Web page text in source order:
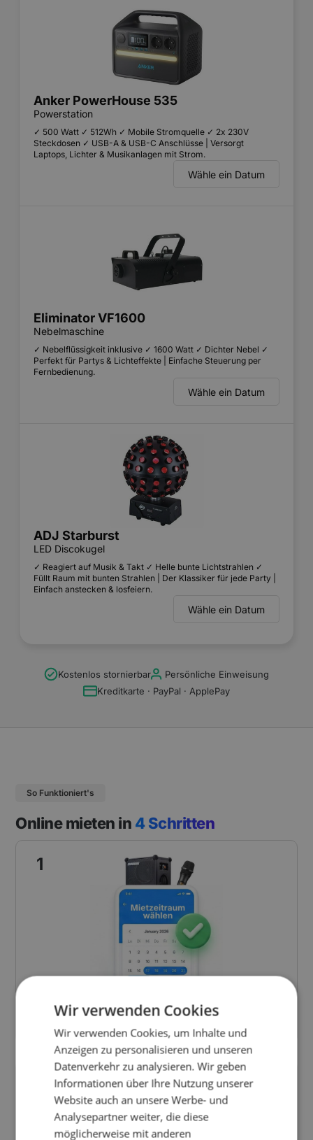
Kostenlos stornierbar
Persönliche Einweisung
Kreditkarte · PayPal · ApplePay
So Funktioniert's
Online mieten in 4 Schritten
1
Wähle deinen Standort und dein Equipment. Unser System
zeigt dir in Echtzeit an, was verfügbar ist.
Wir verwenden Cookies
Wir verwenden Cookies, um Inhalte und
Anzeigen zu personalisieren und unseren
Datenverkehr zu analysieren. Wir geben
Informationen über Ihre Nutzung unserer
Website auch an unsere Werbe- und
Analysepartner weiter, die diese
möglicherweise mit anderen